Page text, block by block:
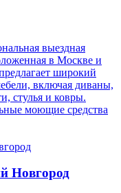
выездная
в Москве и
широкий
включая диваны,
стулья и ковры.
моющие средства
Новгород